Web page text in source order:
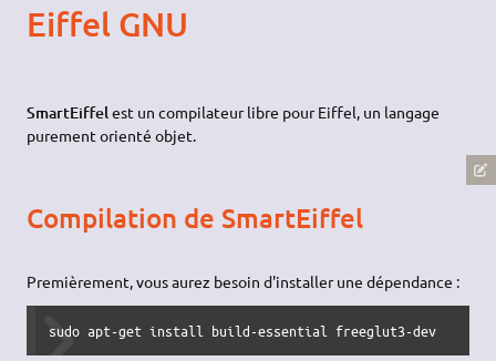
Eiffel GNU
SmartEiffelest un compilateur libre pour Eiffel, un langage
purement orienté objet.
Compilation de SmartEiffel
Premièrement, vous aurez besoin d'installer une dépendance :
sudo apt-get install build-essential freeglut3-dev